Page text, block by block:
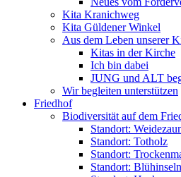
Kita Kranichweg
Kita Güldener Winkel
Aus dem Leben unserer
Kitas in der Kirche
Ich bin dabei
JUNG und ALT
Wir begleiten unterstützen
Friedhof
Biodiversität auf dem
Standort:
Standort: Totholz
Standort:
Standort: Blühinseln